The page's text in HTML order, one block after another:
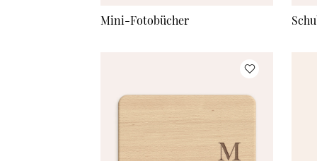
Mini-Fotobücher